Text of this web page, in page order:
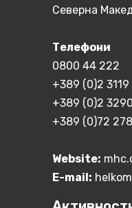
Северна
Телефони
0800 44 222
+389 (0)2 3119
+389 (0)2
+389 (0)72
Website:
E-mail: